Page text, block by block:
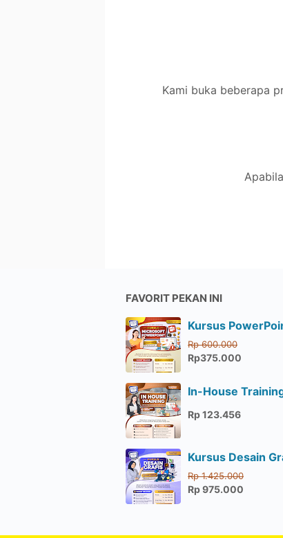
Kami buka beberapa
FAVORIT PEKAN INI
Kursus
Rp 600.000
Rp375.000
In-House
Rp 123.456
Kursus Desain
Rp 1.425.000
Rp 975.000